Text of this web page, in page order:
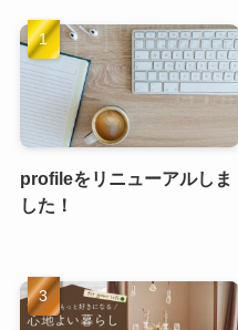
profileをリニューアルしま
した！